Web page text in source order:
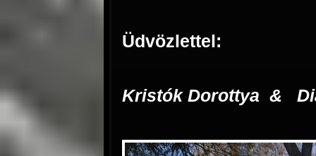
Üdvözlettel:
Kristók Dorottya &